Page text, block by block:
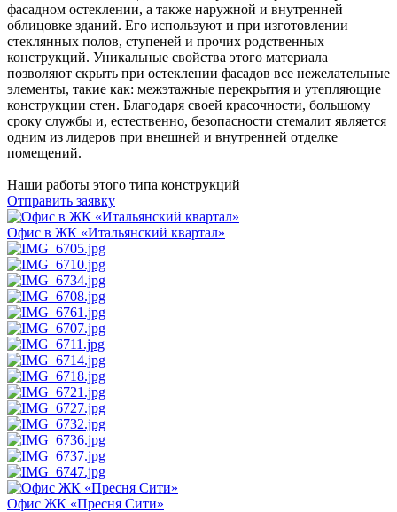
фасадном остеклении, а также наружной и внутренней
облицовке зданий. Его используют и при изготовлении
стеклянных полов, ступеней и прочих родственных
конструкций. Уникальные свойства этого материала
позволяют скрыть при остеклении фасадов все нежелательные
элементы, такие как: межэтажные перекрытия и утепляющие
конструкции стен. Благодаря своей красочности, большому
сроку службы и, естественно, безопасности стемалит является
одним из лидеров при внешней и внутренней отделке
помещений.
Наши работы этого типа конструкций
Отправить заявку
Офис в ЖК «Итальянский квартал»
Офис ЖК «Пресня Сити»